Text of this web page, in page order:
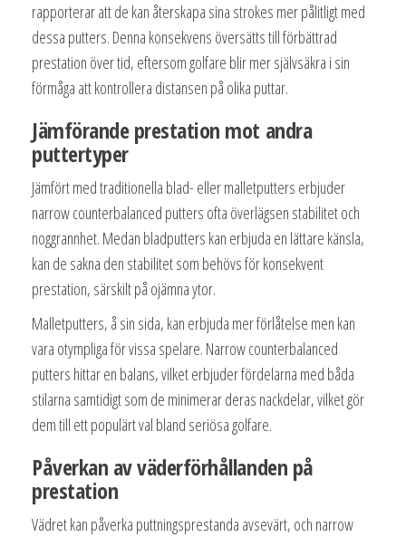
rapporterar att de kan återskapa sina strokes mer pålitligt med
dessa putters. Denna konsekvens översätts till förbättrad
prestation över tid, eftersom golfare blir mer självsäkra i sin
förmåga att kontrollera distansen på olika puttar.
Jämförande prestation mot andra
puttertyper
Jämfört med traditionella blad- eller malletputters erbjuder
narrow counterbalanced putters ofta överlägsen stabilitet och
noggrannhet. Medan bladputters kan erbjuda en lättare känsla,
kan de sakna den stabilitet som behövs för konsekvent
prestation, särskilt på ojämna ytor.
Malletputters, å sin sida, kan erbjuda mer förlåtelse men kan
vara otympliga för vissa spelare. Narrow counterbalanced
putters hittar en balans, vilket erbjuder fördelarna med båda
stilarna samtidigt som de minimerar deras nackdelar, vilket gör
dem till ett populärt val bland seriösa golfare.
Påverkan av väderförhållanden på
prestation
Vädret kan påverka puttningsprestanda avsevärt, och narrow